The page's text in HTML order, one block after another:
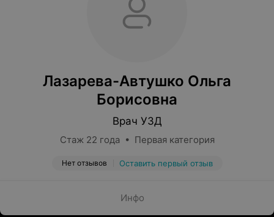
Лазарева-Автушко Ольга
Борисовна
Врач УЗД
Стаж 22 года • Первая категория
Нет отзывов Оставить первый отзыв
Инфо